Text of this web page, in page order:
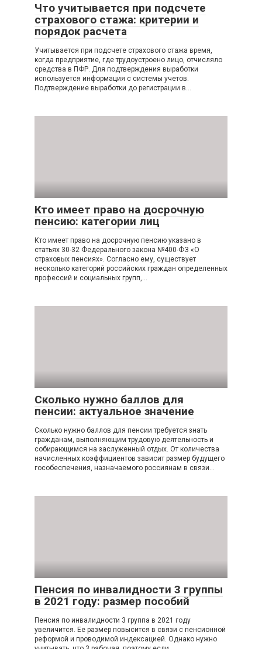
Что учитывается при подсчете
страхового стажа: критерии и
порядок расчета
Учитывается при подсчете страхового стажа время,
когда предприятие, где трудоустроено лицо, отчисляло
средства в ПФР. Для подтверждения выработки
используется информация с системы учетов.
Подтверждение выработки до регистрации в…
Кто имеет право на досрочную
пенсию: категории лиц
Кто имеет право на досрочную пенсию указано в
статьях 30-32 Федерального закона №400-ФЗ «О
страховых пенсиях». Согласно ему, существует
несколько категорий российских граждан определенных
профессий и социальных групп,…
Сколько нужно баллов для
пенсии: актуальное значение
Сколько нужно баллов для пенсии требуется знать
гражданам, выполняющим трудовую деятельность и
собирающимся на заслуженный отдых. От количества
начисленных коэффициентов зависит размер будущего
гособеспечения, назначаемого россиянам в связи…
Пенсия по инвалидности 3 группы
в 2021 году: размер пособий
Пенсия по инвалидности 3 группа в 2021 году
увеличится. Ее размер повысится в связи с пенсионной
реформой и проводимой индексацией. Однако нужно